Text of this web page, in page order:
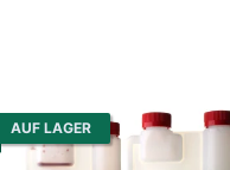
AUF LAGER